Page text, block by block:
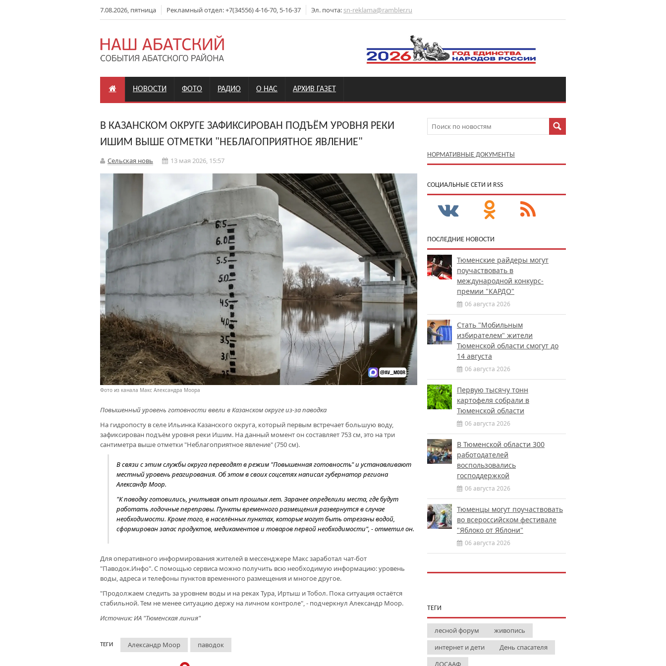
7.08.2026, пятница Рекламный отдел: +7(34556) 4-16-70, 5-16-37 Эл. почта: sn-reklama@rambler.ru
НОВОСТИ ФОТО РАДИО О НАС АРХИВ ГАЗЕТ
В КАЗАНСКОМ ОКРУГЕ ЗАФИКСИРОВАН ПОДЪЁМ УРОВНЯ РЕКИ
ИШИМ ВЫШЕ ОТМЕТКИ "НЕБЛАГОПРИЯТНОЕ ЯВЛЕНИЕ"
Сельская новь 13 мая 2026, 15:57
Фото из канала Макс Александра Моора
Повышенный уровень готовности ввели в Казанском округе из-за паводка
На гидропосту в селе Ильинка Казанского округа, который первым встречает большую воду,
зафиксирован подъём уровня реки Ишим. На данный момент он составляет 753 см, это на три
сантиметра выше отметки "Неблагоприятное явление" (750 см).
В связи с этим службы округа переводят в режим "Повышенная готовность" и устанавливают
местный уровень реагирования. Об этом в своих соцсетях написал губернатор региона
Александр Моор.
"К паводку готовились, учитывая опыт прошлых лет. Заранее определили места, где будут
работать лодочные переправы. Пункты временного размещения развернутся в случае
необходимости. Кроме того, в населённых пунктах, которые могут быть отрезаны водой,
сформирован запас продуктов, медикаментов и товаров первой необходимости", - отметил он.
Для оперативного информирования жителей в мессенджере Макс заработал чат-бот
"Паводок.Инфо". С помощью сервиса можно получить всю необходимую информацию: уровень
воды, адреса и телефоны пунктов временного размещения и многое другое.
"Продолжаем следить за уровнем воды и на реках Тура, Иртыш и Тобол. Пока ситуация остаётся
стабильной. Тем не менее ситуацию держу на личном контроле", - подчеркнул Александр Моор.
Источник: ИА "Тюменская линия"
ТЕГИ Александр Моор паводок
НОРМАТИВНЫЕ ДОКУМЕНТЫ
CОЦИАЛЬНЫЕ СЕТИ И RSS
ПОСЛЕДНИЕ НОВОСТИ
Тюменские райдеры могут
поучаствовать в
международной конкурс-
премии "КАРДО"
06 августа 2026
Стать "Мобильным
избирателем" жители
Тюменской области смогут до
14 августа
06 августа 2026
Первую тысячу тонн
картофеля собрали в
Тюменской области
06 августа 2026
В Тюменской области 300
работодателей
воспользовались
господдержкой
06 августа 2026
Тюменцы могут поучаствовать
во всероссийском фестивале
"Яблоко от Яблони"
06 августа 2026
ТЕГИ
лесной форум
живопись
интернет и дети
День спасателя
ДОСААФ